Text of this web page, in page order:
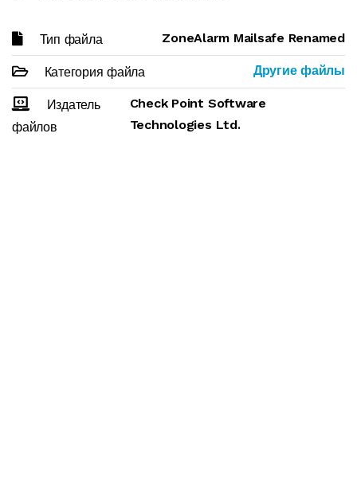
Тип файла ZoneAlarm Mailsafe Renamed
Категория файла Другие файлы
Издатель
файлов
Check Point Software
Technologies Ltd.